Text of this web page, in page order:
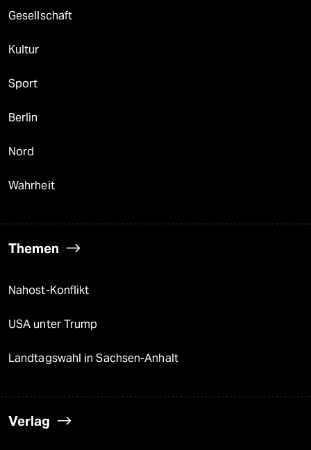
Gesellschaft
Kultur
Sport
Berlin
Nord
Wahrheit
Themen
Nahost-Konflikt
USA unter Trump
Landtagswahl in Sachsen-Anhalt
Verlag